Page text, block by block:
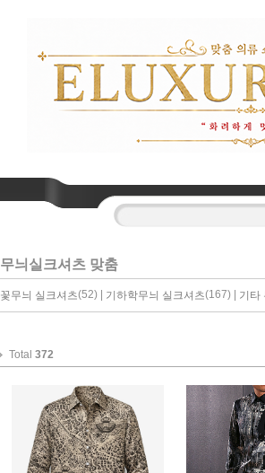
무늬실크셔츠 맞춤
꽃무늬 실크셔츠(52) | 기하학무늬 실크셔츠(167) | 기타
Total 372